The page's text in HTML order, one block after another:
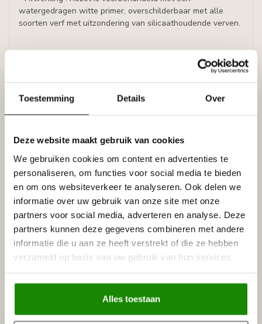
Toestemming Details Over
Deze website maakt gebruik van cookies
We gebruiken cookies om content en advertenties te
personaliseren, om functies voor social media te bieden
en om ons websiteverkeer te analyseren. Ook delen we
informatie over uw gebruik van onze site met onze
partners voor social media, adverteren en analyse. Deze
partners kunnen deze gegevens combineren met andere
informatie die u aan ze heeft verstrekt of die ze hebben
verzameld op basis van uw gebruik van hun services.
Alles toestaan
watergedragen witte primer, overschilderbaar met alle
soorten verf met uitzondering van silicaathoudende verven.
Tags
Gerelateerde producten
BISON
Bison Polymax High Tack
Express (425 gram) €11,95
NMC
NMC Adefix lijmkoker 310 ml €8,95